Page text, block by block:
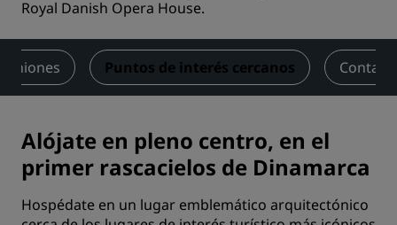
Royal Danish Opera House.
Puntos de interés cercanos
Alójate en pleno centro, en el
primer rascacielos de Dinamarca
Hospédate en un lugar emblemático arquitectónico